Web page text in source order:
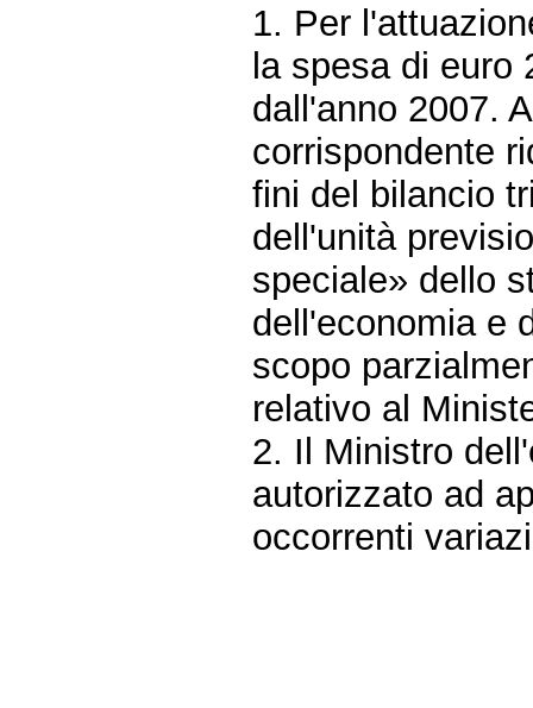
1. Per
la spesa di euro
dall'anno 2007.
corrispondente
fini del bilancio
dell'unità
speciale» dello
dell'economia e
scopo
relativo al
2. Il Ministro
autorizzato ad
occorrenti